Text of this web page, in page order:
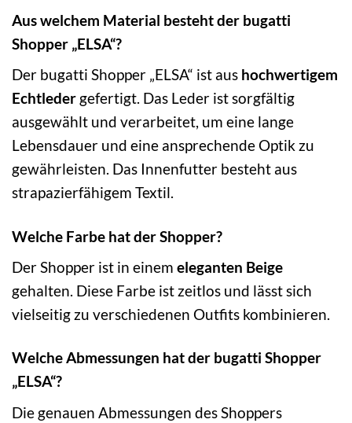
Aus welchem Material besteht der bugatti
Shopper „ELSA“?
Der bugatti Shopper „ELSA“ ist aus hochwertigem
Echtleder gefertigt. Das Leder ist sorgfältig
ausgewählt und verarbeitet, um eine lange
Lebensdauer und eine ansprechende Optik zu
gewährleisten. Das Innenfutter besteht aus
strapazierfähigem Textil.
Welche Farbe hat der Shopper?
Der Shopper ist in einem eleganten Beige
gehalten. Diese Farbe ist zeitlos und lässt sich
vielseitig zu verschiedenen Outfits kombinieren.
Welche Abmessungen hat der bugatti Shopper
„ELSA“?
Die genauen Abmessungen des Shoppers